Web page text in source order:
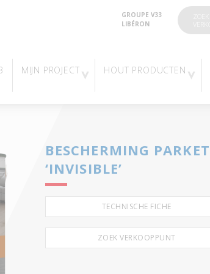
MIJN PROJECT HOUT PRODUCTEN
GROUPE V33
LIBÉRON
BESCHERMING PARKET
‘INVISIBLE’
TECHNISCHE FICHE
ZOEK VERKOOPPUNT